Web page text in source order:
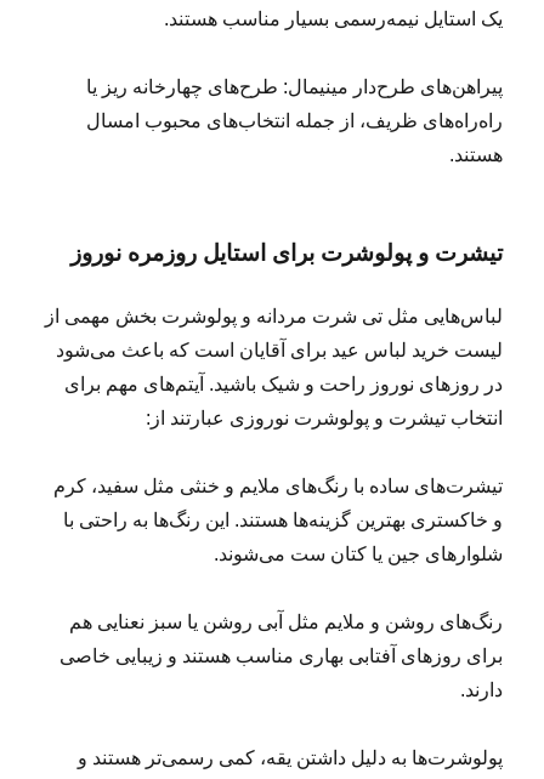
یک استایل نیمه‌رسمی بسیار مناسب هستند.
پیراهن‌های طرح‌دار مینیمال: طرح‌های چهارخانه ریز یا
راه‌راه‌های ظریف، از جمله انتخاب‌های محبوب امسال
هستند.
تیشرت و پولوشرت برای استایل روزمره نوروز
لباس‌هایی مثل تی شرت مردانه و پولوشرت بخش مهمی از
لیست خرید لباس عید برای آقایان است که باعث می‌شود
در روزهای نوروز راحت و شیک باشید. آیتم‌های مهم برای
انتخاب تیشرت و پولوشرت نوروزی عبارتند از:
تیشرت‌های ساده با رنگ‌های ملایم و خنثی مثل سفید، کرم
و خاکستری بهترین گزینه‌ها هستند. این رنگ‌ها به راحتی با
شلوارهای جین یا کتان ست می‌شوند.
رنگ‌های روشن و ملایم مثل آبی روشن یا سبز نعنایی هم
برای روزهای آفتابی بهاری مناسب‌ هستند و زیبایی خاصی
دارند.
پولوشرت‌ها به دلیل داشتن یقه، کمی رسمی‌تر هستند و